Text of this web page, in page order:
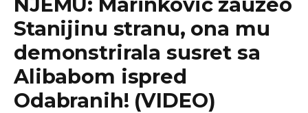
Stanijinu stranu, ona mu
demonstrirala susret sa
Alibabom ispred
Odabranih! (VIDEO)